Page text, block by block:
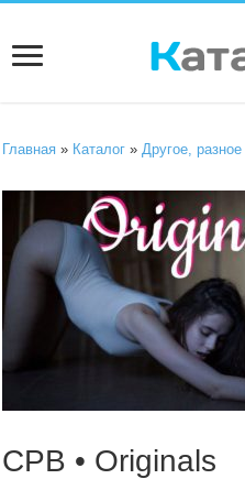
Главная » Каталог » Другое, разное
CPB • Originals